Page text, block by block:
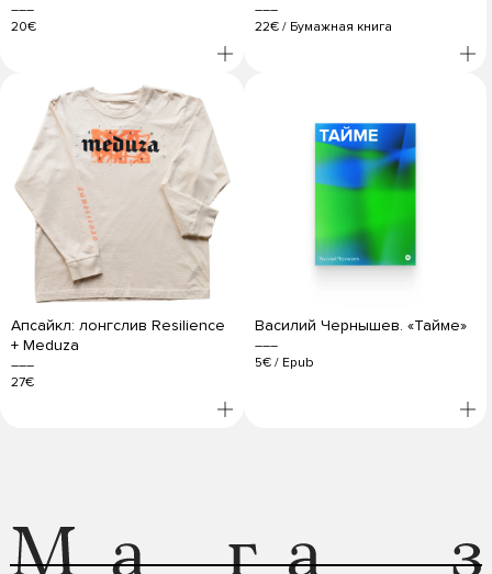
20€ 22€ / Бумажная книга
Апсайкл: лонгслив Resilience
+ Meduza
27€
Василий Чернышев. «Тайме»
5€ / Epub